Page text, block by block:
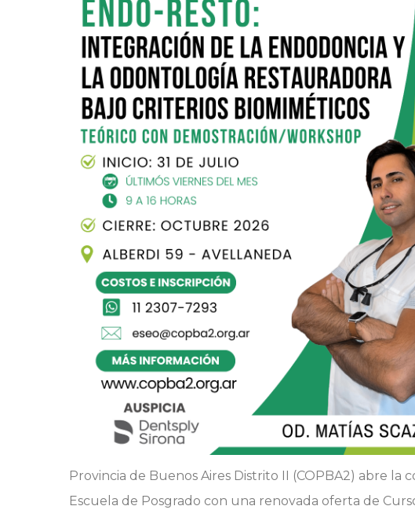
Provincia de Buenos Aires Distrito II (COPBA2) abre la
Escuela de Posgrado con una renovada oferta de